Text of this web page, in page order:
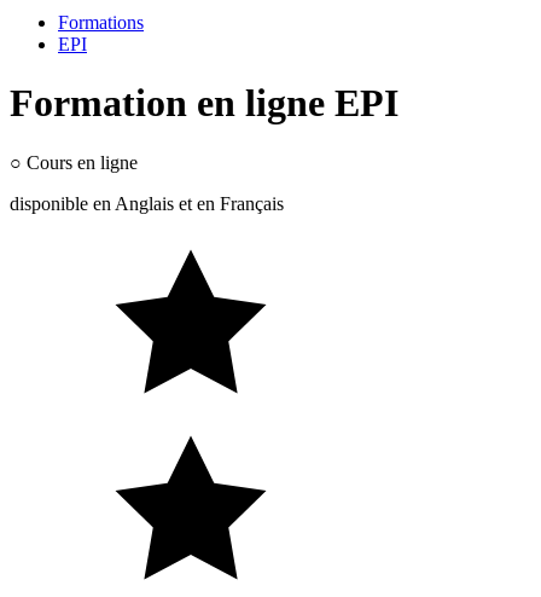
Formations
EPI
Formation en ligne EPI
○ Cours en ligne
disponible en Anglais et en Français